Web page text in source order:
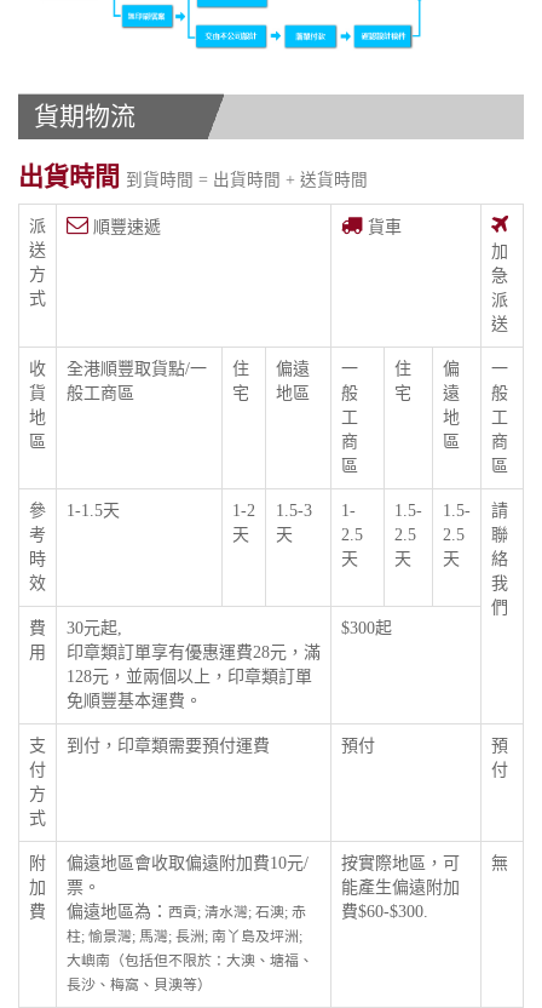
貨期物流
出貨時間 到貨時間 = 出貨時間 + 送貨時間
派
送
方
式
順豐速遞
貨車
加
急
派
送
收
貨
地
區
全港順豐取貨點/一
般工商區
住
宅
偏遠
地區
一
般
工
商
區
住
宅
偏
遠
地
區
一
般
工
商
區
參
考
時
效
1-1.5天
1-2
天
1.5-3
天
1-
2.5
天
1.5-
2.5
天
1.5-
2.5
天
請
聯
絡
我
們
費
用
30元起,
印章類訂單享有優惠運費28元，滿
128元，並兩個以上，印章類訂單
免順豐基本運費。
$300起
支
付
方
式
到付，印章類需要預付運費 預付
預
付
附
加
費
偏遠地區會收取偏遠附加費10元/
票。
偏遠地區為： 西貢; 清水灣; 石澳; 赤
柱; 愉景灣; 馬灣; 長洲; 南丫島及坪洲;
大嶼南（包括但不限於：大澳、塘福、
長沙、梅窩、貝澳等）
按實際地區，可
能產生偏遠附加
費$60-$300.
無